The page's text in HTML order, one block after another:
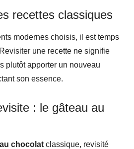
recettes classiques
modernes choisis, il est temps
une recette ne signifie
plutôt apporter un nouveau
son essence.
: le gâteau au
chocolat classique, revisité